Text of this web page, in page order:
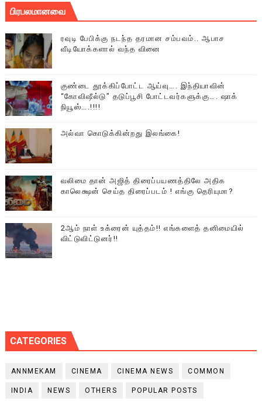
பிரபலமானவை
ரவுடி பேபிக்கு நடந்த தரமான சம்பவம்.. ஆபாச
வீடியோக்களால் வந்த வினை
குண்டை தூக்கிப்போட்ட ஆய்வு…. இந்தியாவின்
“கோவிஷீல்டு” தடுப்பூசி போட்டவர்களுக்கு…. ஷாக்
நியூஸ்….!!!!
அல்வா கொடுக்கின்றது இலங்கை!
வலிமை தான் அஜித் திரைப்பயணத்திலே அதிக
காலெக்ஷன் செய்த திரைப்படம் ! எங்கு தெரியுமா?
2ஆம் நாள் உக்ரைன் யுத்தம்!! எங்களைத் தனிமையில்
விட்டுவிட்டுனர்!!
CATEGORIES
ANNMEKAM CINEMA CINEMA NEWS COMMON
INDIA NEWS OTHERS POPULAR POSTS